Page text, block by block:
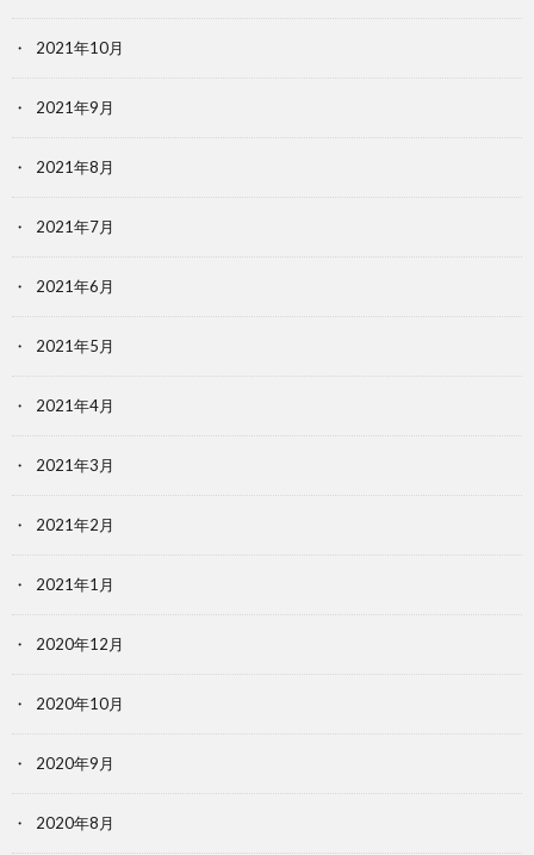
2021年10月
2021年9月
2021年8月
2021年7月
2021年6月
2021年5月
2021年4月
2021年3月
2021年2月
2021年1月
2020年12月
2020年10月
2020年9月
2020年8月